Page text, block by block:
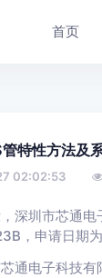
首页
特性方法及
02:02:53
深圳市芯通
，申请日期
通电子科技